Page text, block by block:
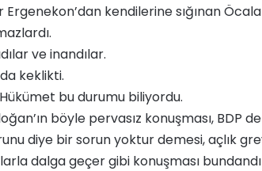
Ergenekon’dan kendilerine sığınan
ve inandılar.
keklikti.
bu durumu biliyordu.
böyle pervasız konuşması, BDP
diye bir sorun yoktur demesi, açlık
dalga geçer gibi konuşması